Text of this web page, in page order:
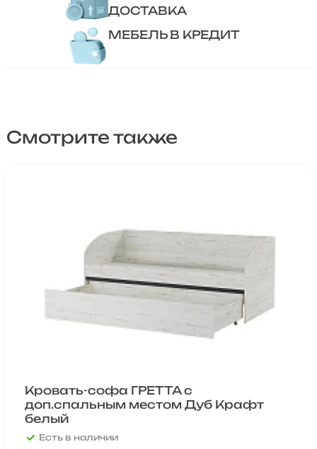
ДОСТАВКА
МЕБЕЛЬ В КРЕДИТ
Смотрите также
Кровать-софа ГРЕТТА с
доп.спальным местом Дуб Крафт
белый
Есть в наличии